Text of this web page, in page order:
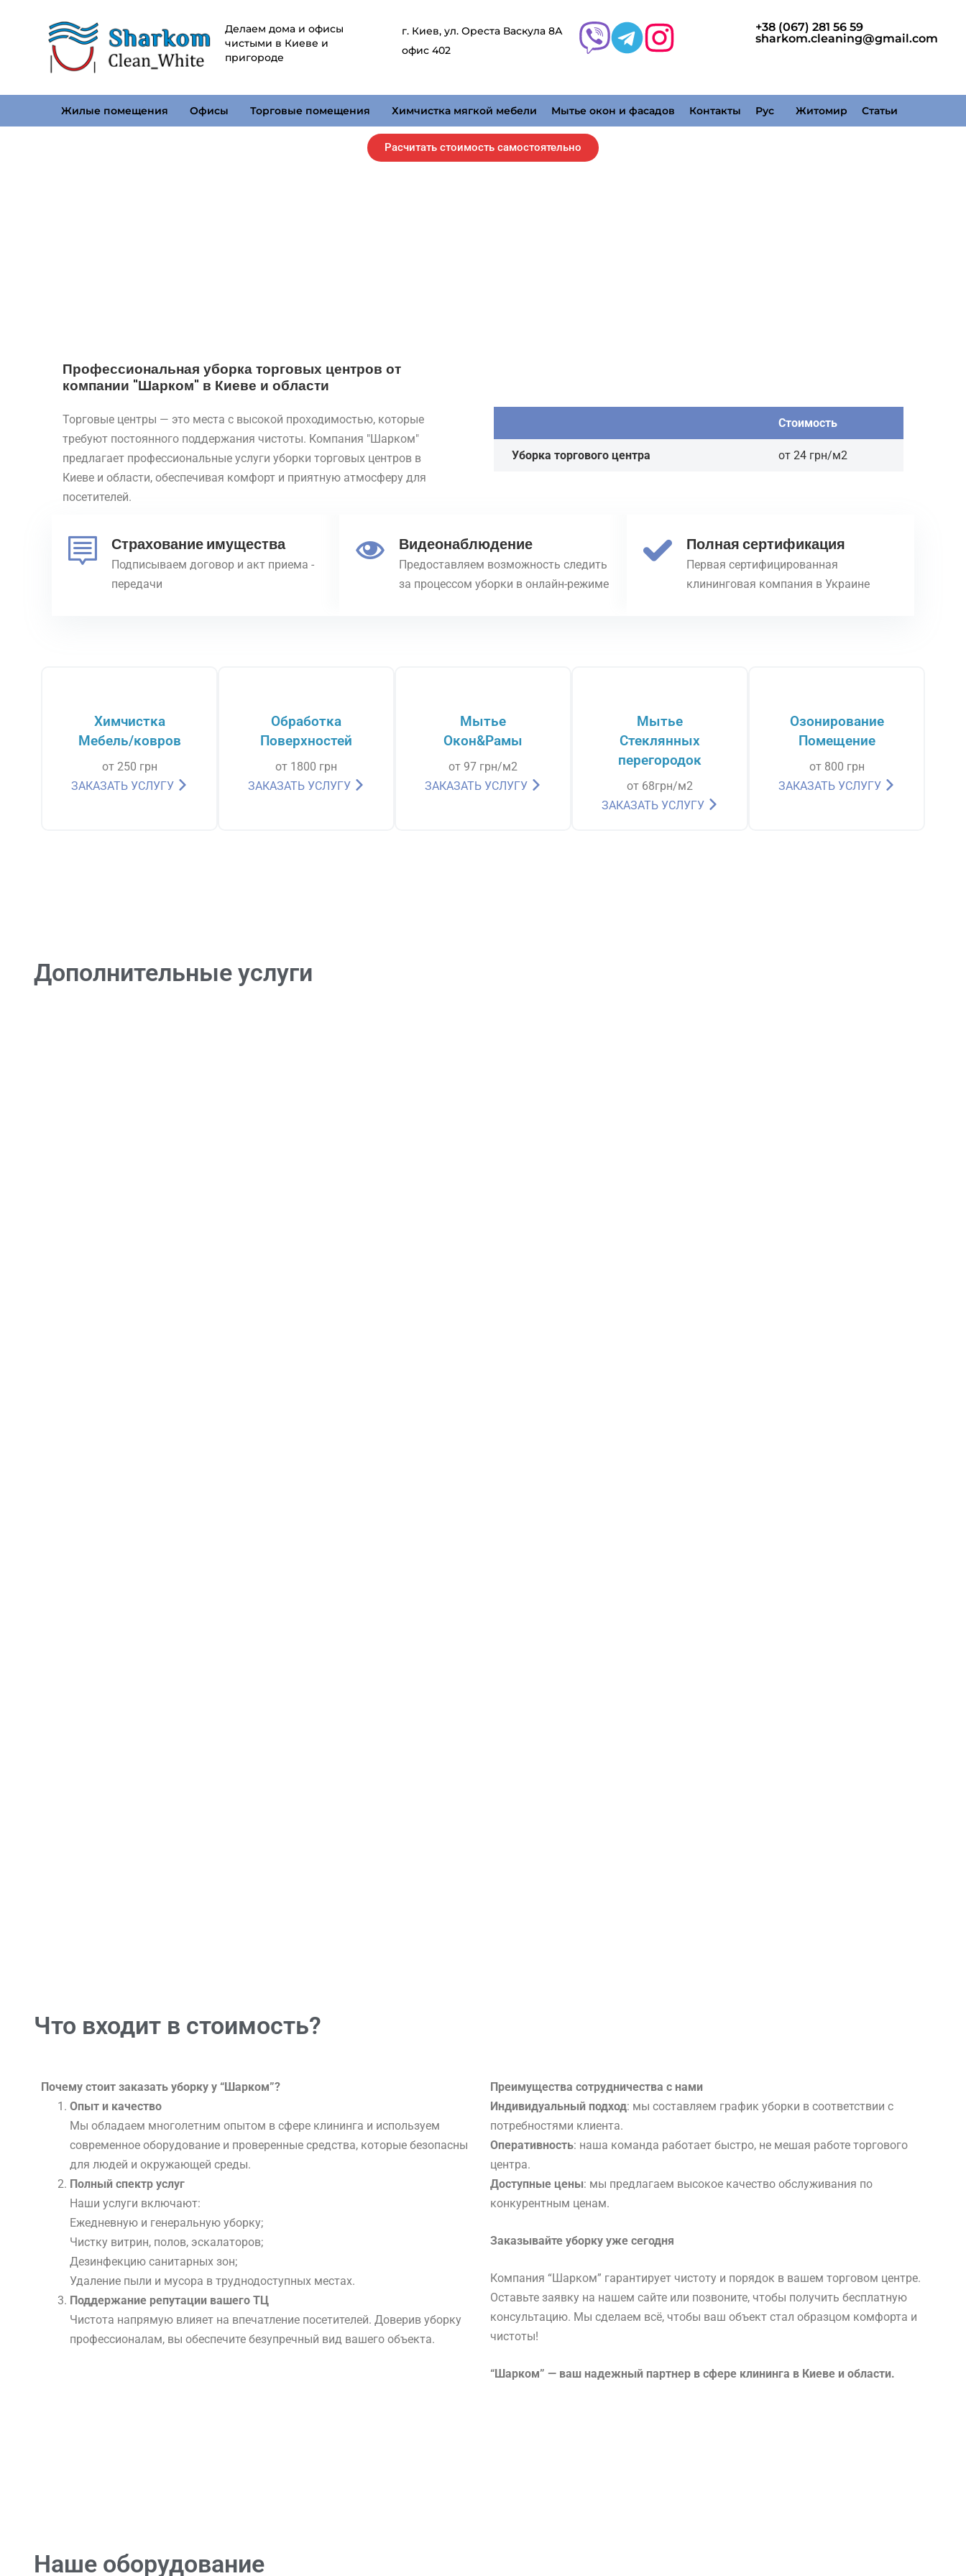
Делаем дома и офисы
чистыми в Киеве и
пригороде
г. Киев, ул. Ореста Васкула 8А
офис 402
+38 (067) 281 56 59
sharkom.cleaning@gmail.com
Жилые помещения Офисы Торговые помещения Химчистка мягкой мебели Мытье окон и фасадов Контакты Рус Житомир Статьи
Расчитать стоимость самостоятельно
Профессиональная уборка торговых центров от
компании "Шарком" в Киеве и области
Торговые центры — это места с высокой проходимостью, которые
требуют постоянного поддержания чистоты. Компания "Шарком"
предлагает профессиональные услуги уборки торговых центров в
Киеве и области, обеспечивая комфорт и приятную атмосферу для
посетителей.
Стоимость
Уборка торгового центра от 24 грн/м2
Страхование имущества
Подписываем договор и акт приема -
передачи
Видеонаблюдение
Предоставляем возможность следить
за процессом уборки в онлайн-режиме
Полная сертификация
Первая сертифицированная
клининговая компания в Украине
Химчистка
Мебель/ковров
от 250 грн
ЗАКАЗАТЬ УСЛУГУ
Обработка
Поверхностей
от 1800 грн
ЗАКАЗАТЬ УСЛУГУ
Мытье
Окон&Рамы
от 97 грн/м2
ЗАКАЗАТЬ УСЛУГУ
Мытье
Стеклянных
перегородок
от 68грн/м2
ЗАКАЗАТЬ УСЛУГУ
Озонирование
Помещение
от 800 грн
ЗАКАЗАТЬ УСЛУГУ
Дополнительные услуги
Что входит в стоимость?
Почему стоит заказать уборку у “Шарком”?
Опыт и качество
Мы обладаем многолетним опытом в сфере клининга и используем
современное оборудование и проверенные средства, которые безопасны
для людей и окружающей среды.
Полный спектр услуг
Наши услуги включают:
Ежедневную и генеральную уборку;
Чистку витрин, полов, эскалаторов;
Дезинфекцию санитарных зон;
Удаление пыли и мусора в труднодоступных местах.
Поддержание репутации вашего ТЦ
Чистота напрямую влияет на впечатление посетителей. Доверив уборку
профессионалам, вы обеспечите безупречный вид вашего объекта.
Преимущества сотрудничества с нами
Индивидуальный подход: мы составляем график уборки в соответствии с
потребностями клиента.
Оперативность: наша команда работает быстро, не мешая работе торгового
центра.
Доступные цены: мы предлагаем высокое качество обслуживания по
конкурентным ценам.
Заказывайте уборку уже сегодня
Компания “Шарком” гарантирует чистоту и порядок в вашем торговом центре.
Оставьте заявку на нашем сайте или позвоните, чтобы получить бесплатную
консультацию. Мы сделаем всё, чтобы ваш объект стал образцом комфорта и
чистоты!
“Шарком” — ваш надежный партнер в сфере клининга в Киеве и области.
Наше оборудование